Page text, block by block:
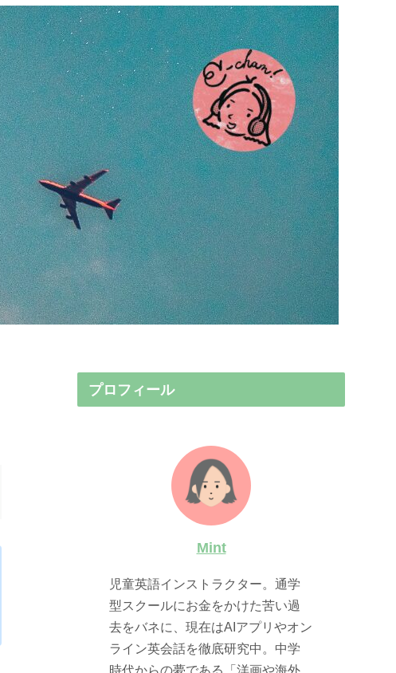
プロフィール
Mint
児童英語インストラクター。通学
型スクールにお金をかけた苦い過
去をバネに、現在はAIアプリやオン
ライン英会話を徹底研究中。中学
時代からの夢である「洋画や海外